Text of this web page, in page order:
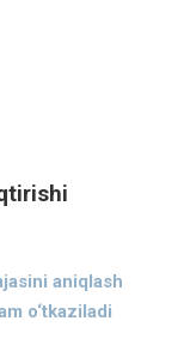
aniqlash
o‘tkaziladi